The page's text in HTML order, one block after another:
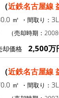
（近鉄名古屋線
㎡ ・間取り：
（売却時期：
却価格 2,500万
（近鉄名古屋線
㎡ ・間取り：